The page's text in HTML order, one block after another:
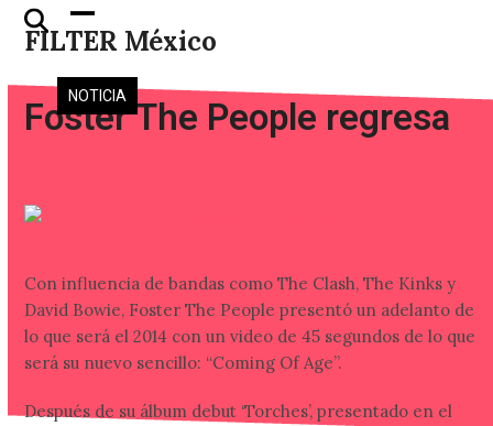
Skip
FILTER México
Open
mobile
menu
Close
mobile
menu
NOTICIA
Foster The People regresa
Con influencia de bandas como The Clash, The Kinks y
David Bowie, Foster The People presentó un adelanto de
lo que será el 2014 con un video de 45 segundos de lo que
será su nuevo sencillo: “Coming Of Age”.
Después de su álbum debut ‘Torches’, presentado en el